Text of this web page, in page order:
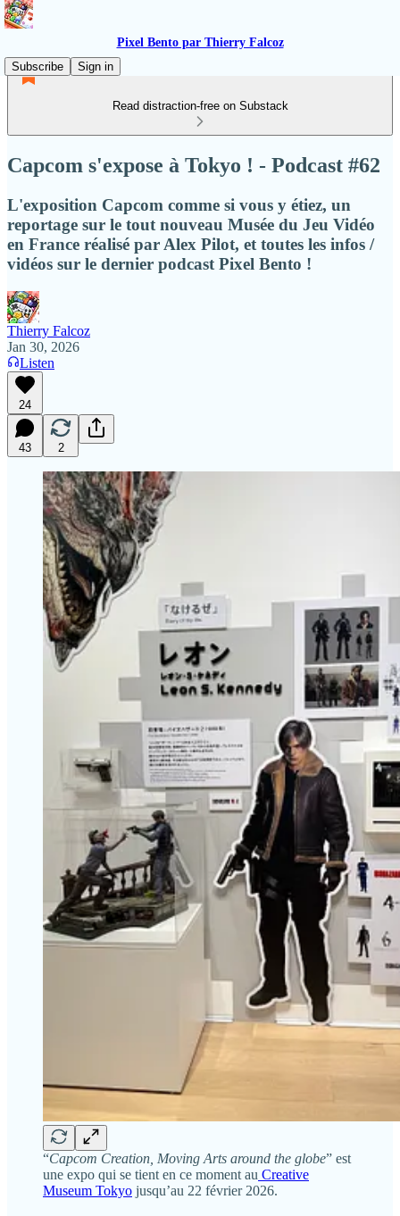
Pixel Bento par Thierry Falcoz
Subscribe
Sign in
Read distraction-free on Substack
Capcom s'expose à Tokyo ! - Podcast #62
L'exposition Capcom comme si vous y étiez, un
reportage sur le tout nouveau Musée du Jeu Vidéo
en France réalisé par Alex Pilot, et toutes les infos /
vidéos sur le dernier podcast Pixel Bento !
Thierry Falcoz
Jan 30, 2026
Listen
24
43 2
“Capcom Creation, Moving Arts around the globe” est
une expo qui se tient en ce moment au Creative
Museum Tokyo jusqu’au 22 février 2026.